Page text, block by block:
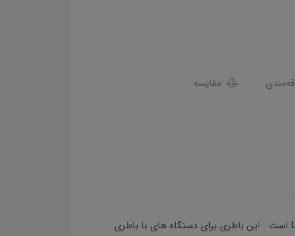
مقایسه
باتری توتال سندینگ سری ARCباطری قابل شارژ مناسب برای توتال استیشن سندینگ سری ARC از نوع LB-01 است . این باطری برای دستگاه های با باطری